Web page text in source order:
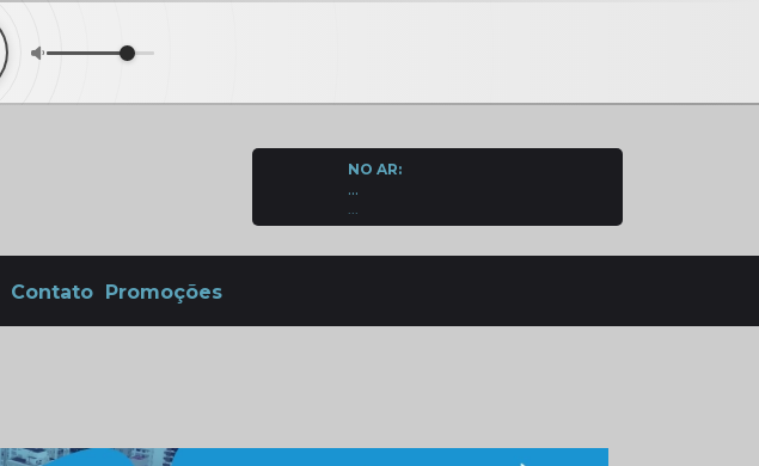
NO AR:
...
Contato Promoções